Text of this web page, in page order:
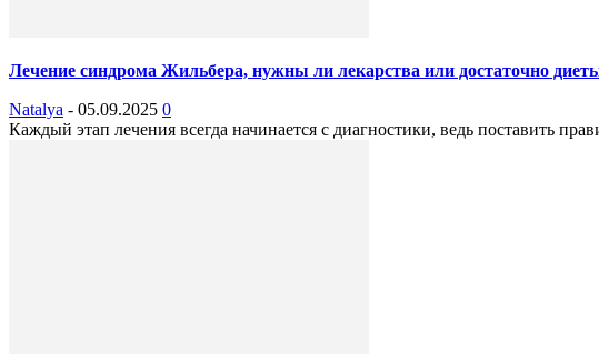
Лечение синдрома Жильбера, нужны ли лекарства или достаточно
Natalya - 05.09.2025 0
Каждый этап лечения всегда начинается с диагностики, ведь поставить